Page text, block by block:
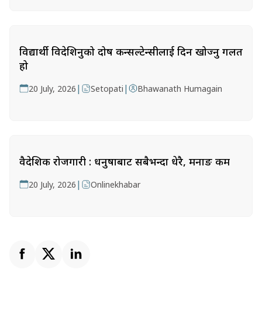
विद्यार्थी विदेशिनुको दोष कन्सल्टेन्सीलाई दिन खोज्नु गलत
हो
20 July, 2026 | Setopati | Bhawanath Humagain
वैदेशिक रोजगारी : धनुषाबाट सबैभन्दा धेरै, मनाङ कम
20 July, 2026 | Onlinekhabar